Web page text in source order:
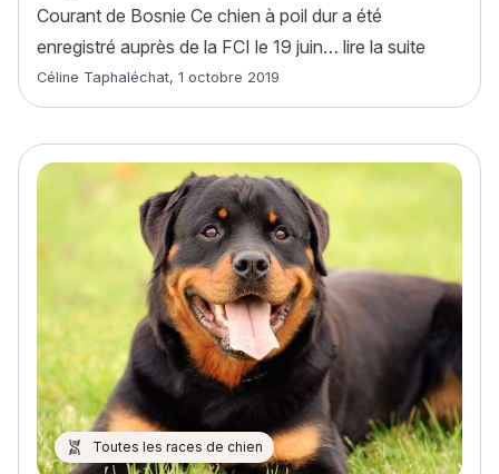
Courant de Bosnie Ce chien à poil dur a été
enregistré auprès de la FCI le 19 juin… lire la suite
Article rédigé par
Céline Taphaléchat, 1 octobre 2019
Toutes les races de chien